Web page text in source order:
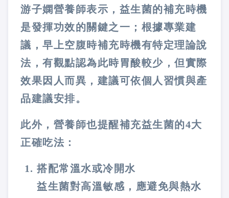
游子嫻營養師表示，益生菌的補充時機
是發揮功效的關鍵之一；根據專業建
議，早上空腹時補充時機有特定理論說
法，有觀點認為此時胃酸較少，但實際
效果因人而異，建議可依個人習慣與產
品建議安排。
此外，營養師也提醒補充益生菌的4大
正確吃法：
搭配常溫水或冷開水
益生菌對高溫敏感，應避免與熱水